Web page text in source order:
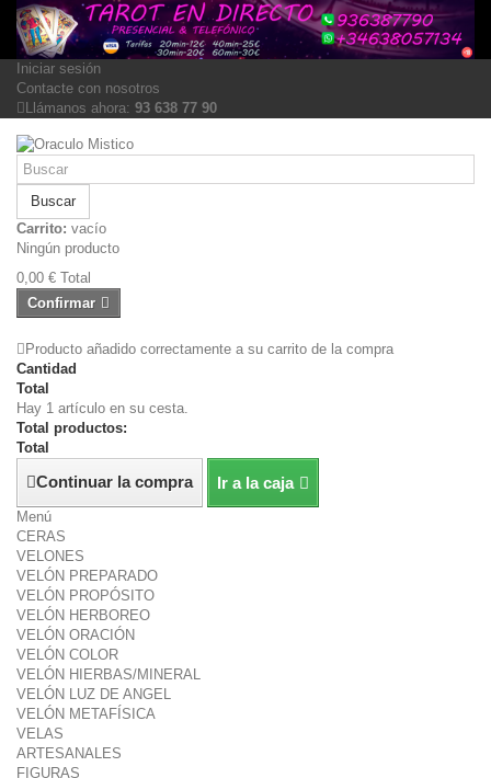
Iniciar sesión
Contacte con nosotros
Llámanos ahora: 93 638 77 90
Buscar
Carrito: vacío
Ningún producto
0,00 € Total
Confirmar
Producto añadido correctamente a su carrito de la compra
Cantidad
Total
Hay 1 artículo en su cesta.
Total productos:
Total
Continuar la compra Ir a la caja
Menú
CERAS
VELONES
VELÓN PREPARADO
VELÓN PROPÓSITO
VELÓN HERBOREO
VELÓN ORACIÓN
VELÓN COLOR
VELÓN HIERBAS/MINERAL
VELÓN LUZ DE ANGEL
VELÓN METAFÍSICA
VELAS
ARTESANALES
FIGURAS